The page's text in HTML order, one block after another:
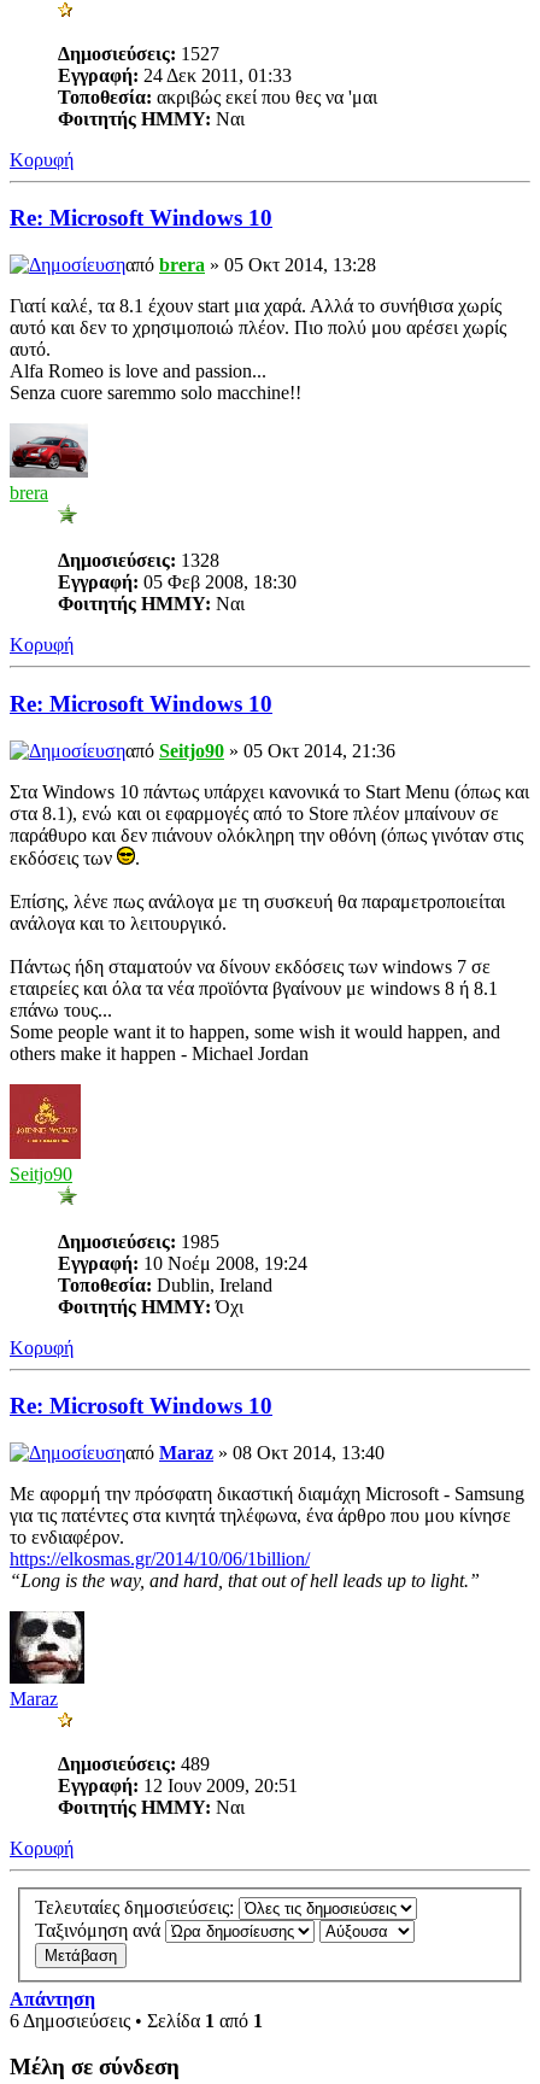
Δημοσιεύσεις: 1527
Εγγραφή: 24 Δεκ 2011, 01:33
Τοποθεσία: ακριβώς εκεί που θες να 'μαι
Φοιτητής ΗΜΜΥ: Ναι
Κορυφή
Re: Microsoft Windows 10
από brera » 05 Οκτ 2014, 13:28
Γιατί καλέ, τα 8.1 έχουν start μια χαρά. Αλλά το συνήθισα χωρίς
αυτό και δεν το χρησιμοποιώ πλέον. Πιο πολύ μου αρέσει χωρίς
αυτό.
Alfa Romeo is love and passion...
Senza cuore saremmo solo macchine!!
brera
Δημοσιεύσεις: 1328
Εγγραφή: 05 Φεβ 2008, 18:30
Φοιτητής ΗΜΜΥ: Ναι
Κορυφή
Re: Microsoft Windows 10
από Seitjo90 » 05 Οκτ 2014, 21:36
Στα Windows 10 πάντως υπάρχει κανονικά το Start Menu (όπως και
στα 8.1), ενώ και οι εφαρμογές από το Store πλέον μπαίνουν σε
παράθυρο και δεν πιάνουν ολόκληρη την οθόνη (όπως γινόταν στις
εκδόσεις των
.
Επίσης, λένε πως ανάλογα με τη συσκευή θα παραμετροποιείται
ανάλογα και το λειτουργικό.
Πάντως ήδη σταματούν να δίνουν εκδόσεις των windows 7 σε
εταιρείες και όλα τα νέα προϊόντα βγαίνουν με windows 8 ή 8.1
επάνω τους...
Some people want it to happen, some wish it would happen, and
others make it happen - Michael Jordan
Seitjo90
Δημοσιεύσεις: 1985
Εγγραφή: 10 Νοέμ 2008, 19:24
Τοποθεσία: Dublin, Ireland
Φοιτητής ΗΜΜΥ: Όχι
Κορυφή
Re: Microsoft Windows 10
από Maraz » 08 Οκτ 2014, 13:40
Mε αφορμή την πρόσφατη δικαστική διαμάχη Microsoft - Samsung
για τις πατέντες στα κινητά τηλέφωνα, ένα άρθρο που μου κίνησε
το ενδιαφέρον.
https://elkosmas.gr/2014/10/06/1billion/
“Long is the way, and hard, that out of hell leads up to light.”
Maraz
Δημοσιεύσεις: 489
Εγγραφή: 12 Ιουν 2009, 20:51
Φοιτητής ΗΜΜΥ: Ναι
Κορυφή
Τελευταίες δημοσιεύσεις:
Ταξινόμηση ανά
Απάντηση
6 Δημοσιεύσεις • Σελίδα 1 από 1
Μέλη σε σύνδεση